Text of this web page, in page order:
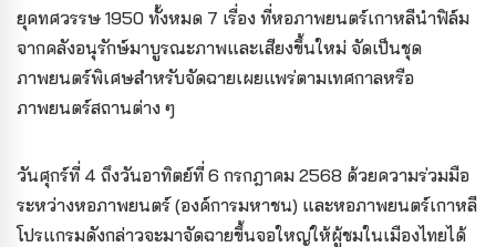
ยุคทศวรรษ 1950 ทั้งหมด 7 เรื่อง ที่หอภาพยนตร์เกาหลีนำฟิล์ม
จากคลังอนุรักษ์มาบูรณะภาพและเสียงขึ้นใหม่ จัดเป็นชุด
ภาพยนตร์พิเศษสำหรับจัดฉายเผยแพร่ตามเทศกาลหรือ
ภาพยนตร์สถานต่าง ๆ
วันศุกร์ที่ 4 ถึงวันอาทิตย์ที่ 6 กรกฎาคม 2568 ด้วยความร่วมมือ
ระหว่างหอภาพยนตร์ (องค์การมหาชน) และหอภาพยนตร์เกาหลี
โปรแกรมดังกล่าวจะมาจัดฉายขึ้นจอใหญ่ให้ผู้ชมในเมืองไทยได้